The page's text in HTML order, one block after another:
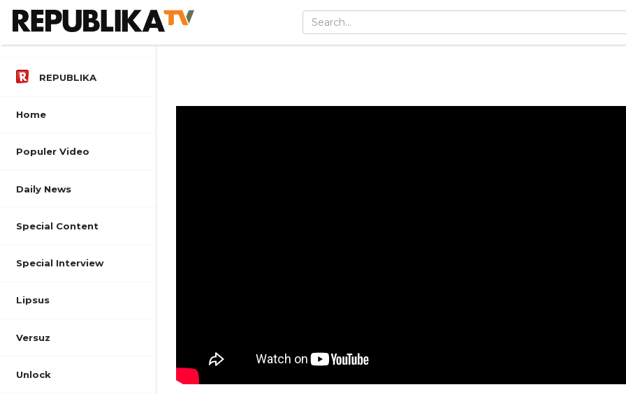
REPUBLIKA
Home
Populer Video
Daily News
Special Content
Special Interview
Lipsus
Versuz
Unlock